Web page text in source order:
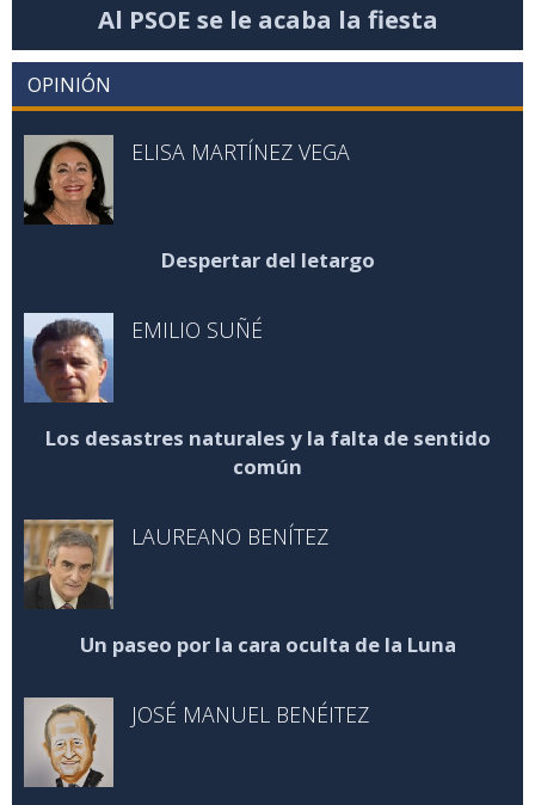
Al PSOE se le acaba la fiesta
OPINIÓN
ELISA MARTÍNEZ VEGA
Despertar del letargo
EMILIO SUÑÉ
Los desastres naturales y la falta de sentido
común
LAUREANO BENÍTEZ
Un paseo por la cara oculta de la Luna
JOSÉ MANUEL BENÉITEZ